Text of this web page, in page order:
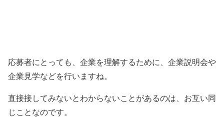
応募者にとっても、企業を理解するために、企業説明会や
企業見学などを行いますね。
直接接してみないとわからないことがあるのは、お互い同
じことなのです。